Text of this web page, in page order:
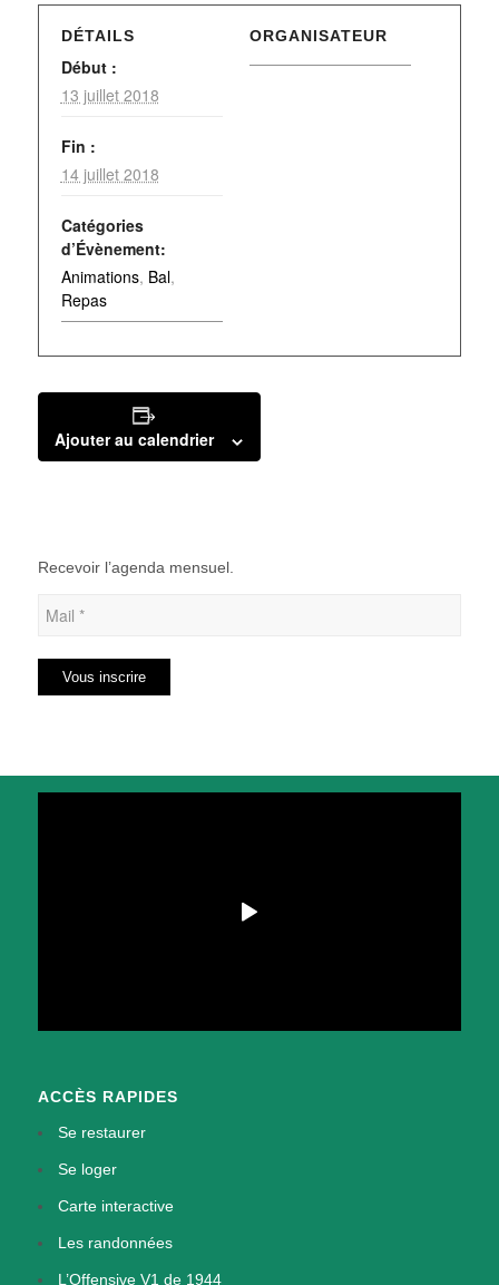
DÉTAILS
Début :
13 juillet 2018
Fin :
14 juillet 2018
Catégories
d’Évènement:
Animations, Bal,
Repas
ORGANISATEUR
Ajouter au calendrier
Recevoir l’agenda mensuel.
ACCÈS RAPIDES
Se restaurer
Se loger
Carte interactive
Les randonnées
L’Offensive V1 de 1944